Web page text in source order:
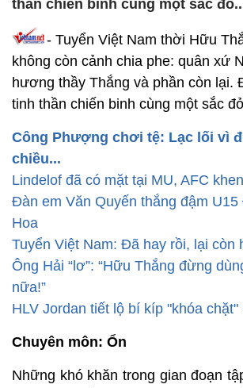
thần chiến binh cùng một sắc
- Tuyển Việt Nam thời Hữu
không còn cảnh chia phe: quân xứ
hương thầy Thắng và phần còn lại.
tinh thần chiến binh cùng một sắc
Công Phượng chơi tệ: Lạc lối vì
chiều...
Lindelof đã có mặt tại MU, AFC
Đàn em Văn Quyến thắng đậm U15
Hoa
Tuyển Việt Nam: Đã hay rồi, lại còn
Ông Hải “lơ”: “Hữu Thắng đừng
nữa!”
HLV Jordan tiết lộ bí kíp "khóa
Chuyên môn: Ổn
Những khó khăn trong gian đoạn